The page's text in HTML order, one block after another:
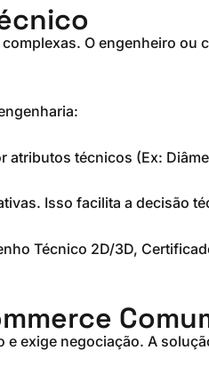
O engenheiro ou
técnicos (Ex:
Isso facilita a decisão
Técnico 2D/3D,
exige negociação. A